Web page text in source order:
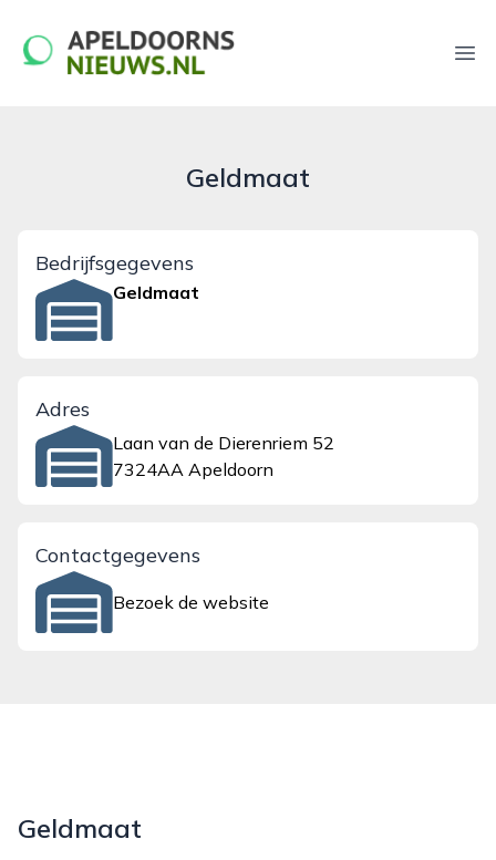
apeldoornsnieuws.nl
Geldmaat
Bedrijfsgegevens
Geldmaat
Adres
Laan van de Dierenriem 52
7324AA Apeldoorn
Contactgegevens
Bezoek de website
Geldmaat